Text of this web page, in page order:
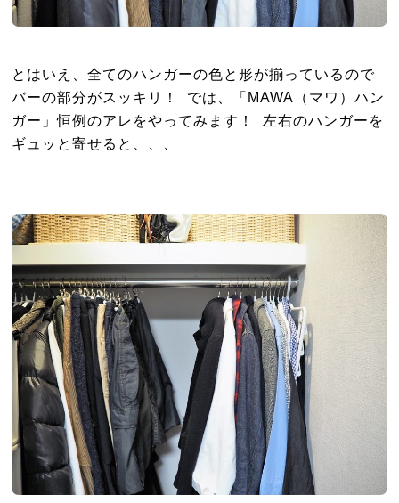
とはいえ、全てのハンガーの色と形が揃っているので
バーの部分がスッキリ！ では、「MAWA（マワ）ハン
ガー」恒例のアレをやってみます！ 左右のハンガーを
ギュッと寄せると、、、